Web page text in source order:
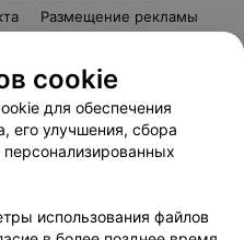
Размещение рекламы
Способы оплаты
Партнеры
103.by
данных
cookie
для обеспечения
его улучшения, сбора
персонализированных
использования файлов